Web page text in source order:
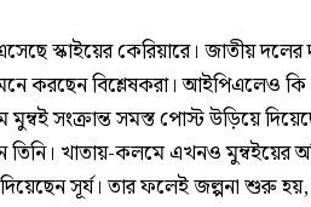
স্কাইয়ের কেরিয়ারে। জাতীয় দলের
করছেন বিশ্লেষকরা। আইপিএলেও কি
মুম্বই সংক্রান্ত সমস্ত পোস্ট উড়িয়ে
খাতায়-কলমে এখনও মুম্বইয়ের
সূর্য। তার ফলেই জল্পনা শুরু